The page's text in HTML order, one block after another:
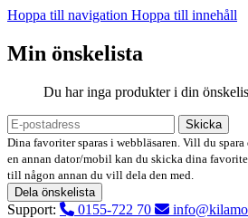
Hoppa till navigation Hoppa till innehåll
Min önskelista
Du har inga produkter i din
Skicka
Dina favoriter sparas i webbläsaren. Vill du
en annan dator/mobil kan du skicka dina
till någon annan du vill dela den med.
Dela önskelista
Support: 0155-722 70